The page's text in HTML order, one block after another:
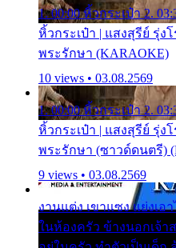
1. 00:00 หิ้วกระเป๋า 2.
หิ้วกระเป๋า | แสงสุรีย์ รุ่ง
พระรักษา (KARAOKE)
10 views • 03.08.2569
1. 00:00 หิ้วกระเป๋า 2.
หิ้วกระเป๋า | แสงสุรีย์ รุ่ง
พระรักษา (ซาวด์ดนตรี)
9 views • 03.08.2569
งานแต่ง เขาแซง แย่งเ
ในห้องครัว ข้างนอกเจ้า